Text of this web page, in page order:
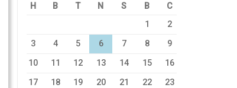
H B T N S B
C
1
2
3
4 5 6 7 8
9
10
11 12 13 14 15
16
17
18 19 20 21 22
23